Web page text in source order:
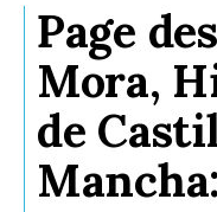
Page
Mora,
de